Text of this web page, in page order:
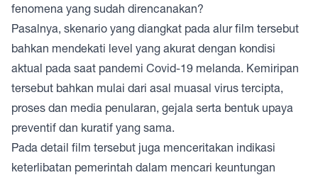
fenomena yang sudah direncanakan?
Pasalnya, skenario yang diangkat pada alur film tersebut
bahkan mendekati level yang akurat dengan kondisi
aktual pada saat pandemi Covid-19 melanda. Kemiripan
tersebut bahkan mulai dari asal muasal virus tercipta,
proses dan media penularan, gejala serta bentuk upaya
preventif dan kuratif yang sama.
Pada detail film tersebut juga menceritakan indikasi
keterlibatan pemerintah dalam mencari keuntungan